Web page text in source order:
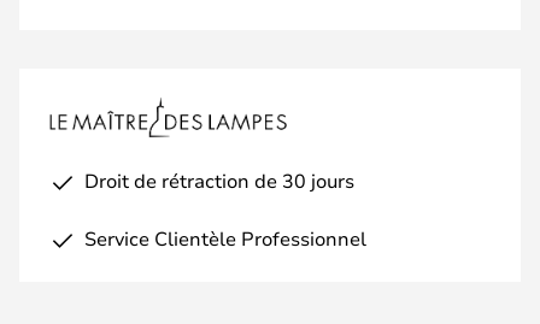
Droit de rétraction de 30 jours
Service Clientèle Professionnel